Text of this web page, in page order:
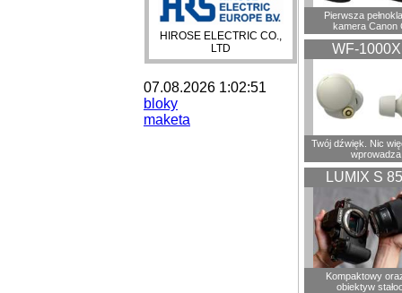
HIROSE ELECTRIC CO.,
LTD
07.08.2026 1:02:51
bloky
maketa
Pierwsza
kamera Canon
WF-
Twój dźwięk. Nic
wprowadza
LUMIX S
Kompaktowy
obiektyw